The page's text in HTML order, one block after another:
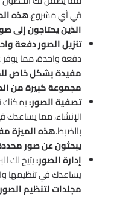
في أي مشروع.هذه
الذين يحتاجون إلى
تنزيل الصور دفعة
دفعة واحدة، مما يوفر
مفيدة بشكل خاص
مجموعة كبيرة من
تصفية الصور:يمكنك
الإنشاء، مما يساعدك
بالضبط.هذه الميزة
يبحثون عن صور
إدارة الصور:يتيح لك
يساعدك في تنظيمها
مجلدات لتنظيم